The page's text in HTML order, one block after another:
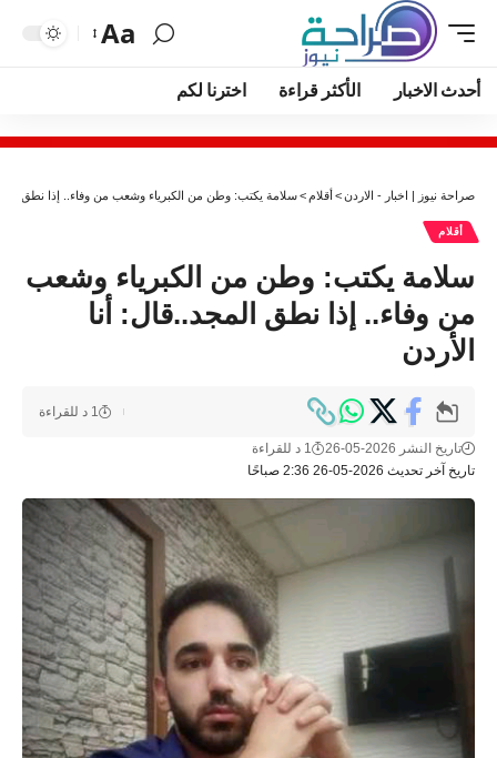
Aa
أحدث الاخبار الأكثر قراءة اخترنا لكم
صراحة نيوز | اخبار - الاردن>أقلام >سلامة يكتب: وطن من الكبرياء وشعب من وفاء.. إذا نطق
أقلام
سلامة يكتب: وطن من الكبرياء وشعب
من وفاء.. إذا نطق المجد..قال: أنا
الأردن
تاريخ آخر تحديث 2026-05-26 2:36 صباحًا
تاريخ النشر 2026-05-26 1 د للقراءة
1 د للقراءة